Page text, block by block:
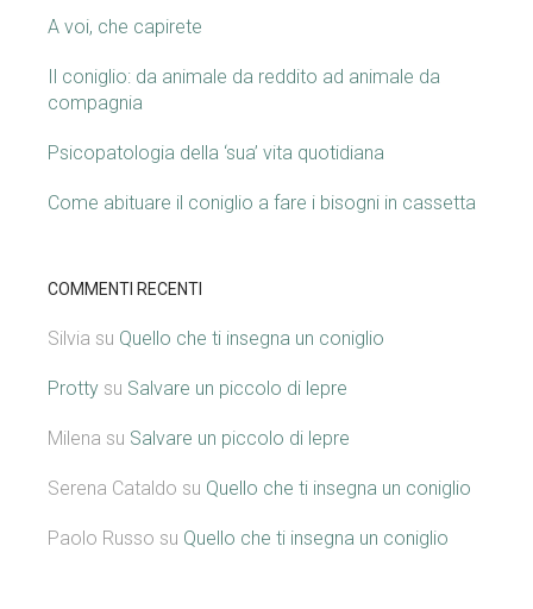
A voi, che capirete
Il coniglio: da animale da reddito ad animale da
compagnia
Psicopatologia della ‘sua’ vita quotidiana
Come abituare il coniglio a fare i bisogni in cassetta
COMMENTI RECENTI
Silvia su Quello che ti insegna un coniglio
Protty su Salvare un piccolo di lepre
Milena su Salvare un piccolo di lepre
Serena Cataldo su Quello che ti insegna un coniglio
Paolo Russo su Quello che ti insegna un coniglio